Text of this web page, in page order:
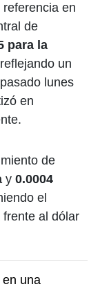
referencia en
de
para la
un
lunes
en
de
y 0.0004
el
al dólar
una